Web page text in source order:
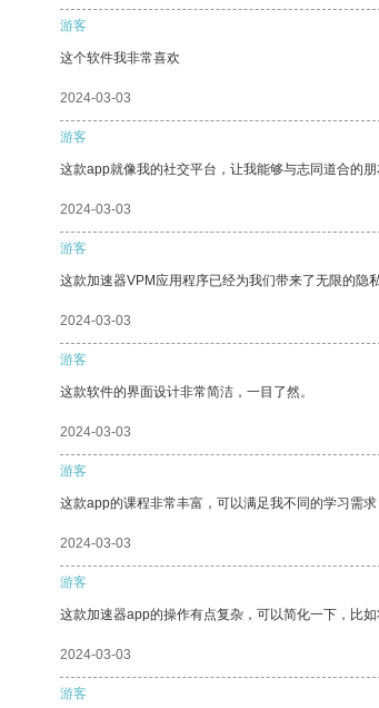
游客
这个软件我非常喜欢
2024-03-03
游客
这款app就像我的社交平台，让我能够与志同道合的朋
2024-03-03
游客
这款加速器VPM应用程序已经为我们带来了无限的隐私
2024-03-03
游客
这款软件的界面设计非常简洁，一目了然。
2024-03-03
游客
这款app的课程非常丰富，可以满足我不同的学习需求
2024-03-03
游客
这款加速器app的操作有点复杂，可以简化一下，比如
2024-03-03
游客